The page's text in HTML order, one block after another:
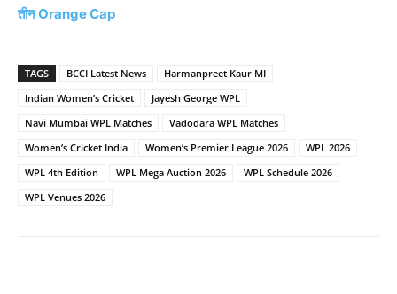
तीन Orange Cap
TAGS BCCI Latest News
Harmanpreet Kaur MI
Indian Women’s Cricket
Jayesh George WPL
Navi Mumbai WPL Matches
Vadodara WPL Matches
Women’s Cricket India
Women’s Premier League 2026
WPL 2026
WPL 4th Edition
WPL Mega Auction 2026
WPL Schedule 2026
WPL Venues 2026